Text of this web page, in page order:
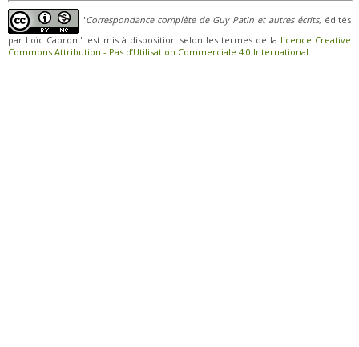
"Correspondance complète de Guy Patin et autres écrits, édités
par Loïc Capron." est mis à disposition selon les termes de la licence Creative
Commons Attribution - Pas d’Utilisation Commerciale 4.0 International.